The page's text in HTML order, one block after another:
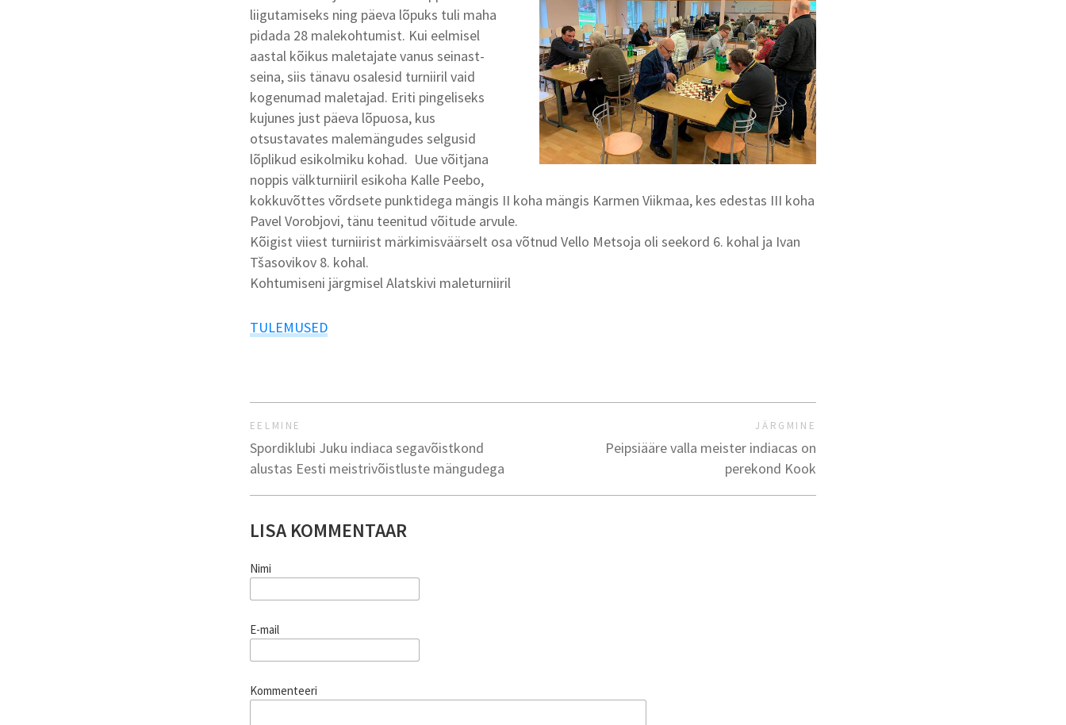
liigutamiseks ning päeva lõpuks tuli maha
pidada 28 malekohtumist. Kui eelmisel
aastal kõikus maletajate vanus seinast-
seina, siis tänavu osalesid turniiril vaid
kogenumad maletajad. Eriti pingeliseks
kujunes just päeva lõpuosa, kus
otsustavates malemängudes selgusid
lõplikud esikolmiku kohad. Uue võitjana
noppis välkturniiril esikoha Kalle Peebo,
kokkuvõttes võrdsete punktidega mängis II koha mängis Karmen Viikmaa, kes edestas III koha
Pavel Vorobjovi, tänu teenitud võitude arvule.
Kõigist viiest turniirist märkimisväärselt osa võtnud Vello Metsoja oli seekord 6. kohal ja Ivan
Tšasovikov 8. kohal.
Kohtumiseni järgmisel Alatskivi maleturniiril
TULEMUSED
EELMINE
Spordiklubi Juku indiaca segavõistkond
alustas Eesti meistrivõistluste mängudega
JÄRGMINE
Peipsiääre valla meister indiacas on
perekond Kook
LISA KOMMENTAAR
Nimi
E-mail
Kommenteeri